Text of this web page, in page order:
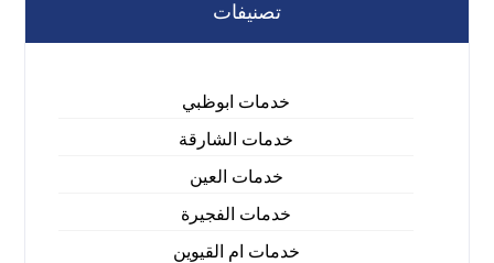
تصنيفات
خدمات ابوظبي
خدمات الشارقة
خدمات العين
خدمات الفجيرة
خدمات ام القيوين